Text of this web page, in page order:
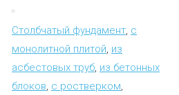
Столбчатый фундамент с
монолитной плитой из
асбестовых труб из бетонных
блоков с ростверком